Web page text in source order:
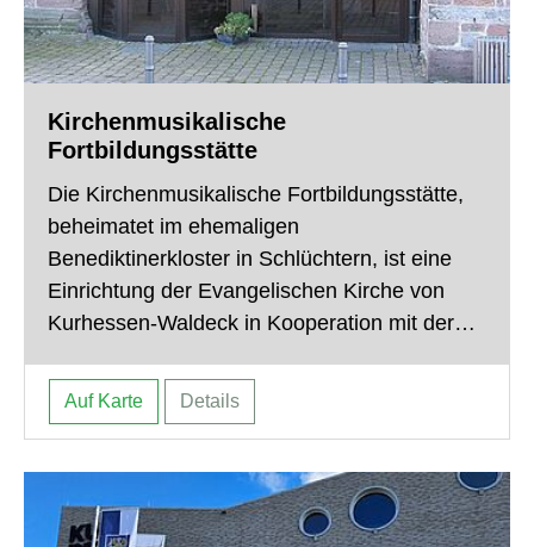
Kirchenmusikalische
Fortbildungsstätte
Die Kirchenmusikalische Fortbildungsstätte,
beheimatet im ehemaligen
Benediktinerkloster in Schlüchtern, ist eine
Einrichtung der Evangelischen Kirche von
Kurhessen-Waldeck in Kooperation mit der…
Auf Karte Details